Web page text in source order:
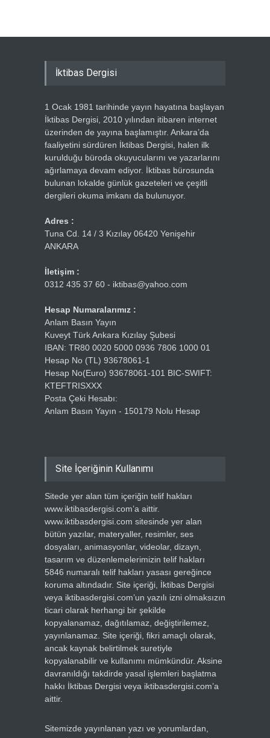
İktibas Dergisi
1 Ocak 1981 tarihinde yayın hayatına başlayan
İktibas Dergisi, 2010 yılından itibaren internet
üzerinden de yayına başlamıştır. Ankara’da
faaliyetini sürdüren İktibas Dergisi, halen ilk
kurulduğu büroda okuyucularını ve yazarlarını
ağırlamaya devam ediyor. İktibas bürosunda
bulunan lokalde günlük gazeteleri ve çeşitli
dergileri okuma imkanı da bulunuyor.
Adres :
Tuna Cd. 14 / 3 Kızılay 06420 Yenişehir
ANKARA
İletişim :
0312 435 37 60 - iktibas@yahoo.com
Hesap Numaralarımız :
Anlam Basın Yayın
Kuveyt Türk Ankara Kızılay Şubesi
IBAN: TR80 0020 5000 0936 7806 1000 01
Hesap No (TL) 93678061-1
Hesap No(Euro) 93678061-101 BIC-SWIFT:
KTEFTRISXXX
Posta Çeki Hesabı:
Anlam Basın Yayın - 150179 Nolu Hesap
Site İçeriğinin Kullanımı
Sitede yer alan tüm içeriğin telif hakları
www.iktibasdergisi.com’a aittir.
www.iktibasdergisi.com sitesinde yer alan
bütün yazılar, materyaller, resimler, ses
dosyaları, animasyonlar, videolar, dizayn,
tasarım ve düzenlemelerimizin telif hakları
5846 numaralı telif hakları yasası gereğince
koruma altındadır. Site içeriği, İktibas Dergisi
veya iktibasdergisi.com’un yazılı izni olmaksızın
ticari olarak herhangi bir şekilde
kopyalanamaz, dağıtılamaz, değiştirilemez,
yayınlanamaz. Site içeriği, fikri amaçlı olarak,
ancak kaynak belirtilmek suretiyle
kopyalanabilir ve kullanımı mümkündür. Aksine
davranıldığı takdirde yasal işlemleri başlatma
hakkı İktibas Dergisi veya iktibasdergisi.com’a
aittir.
Sitemizde yayınlanan yazı ve yorumlardan,